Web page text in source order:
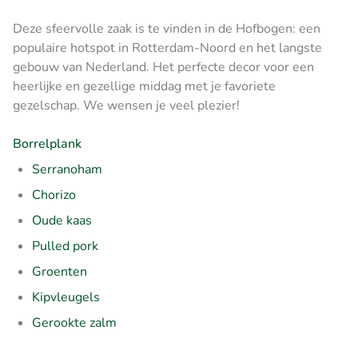
Deze sfeervolle zaak is te vinden in de Hofbogen: een
populaire hotspot in Rotterdam-Noord en het langste
gebouw van Nederland. Het perfecte decor voor een
heerlijke en gezellige middag met je favoriete
gezelschap. We wensen je veel plezier!
Borrelplank
Serranoham
Chorizo
Oude kaas
Pulled pork
Groenten
Kipvleugels
Gerookte zalm